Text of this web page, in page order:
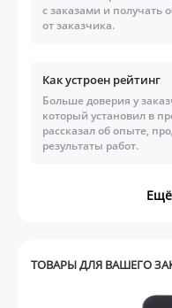
с заказами и получать
от заказчика.
Как устроен рейтинг
Больше доверия у
который установил в
рассказал об опыте,
результаты работ.
ТОВАРЫ ДЛЯ ВАШЕГО